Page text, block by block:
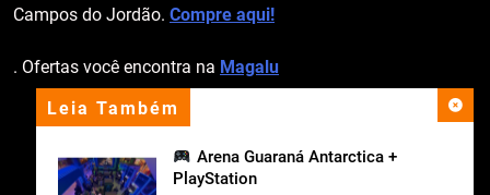
Leia Também
Arena Guaraná Antarctica +
PlayStation
Campos do Jordão. Compre aqui!
. Ofertas você encontra na Magalu
apoio institucional